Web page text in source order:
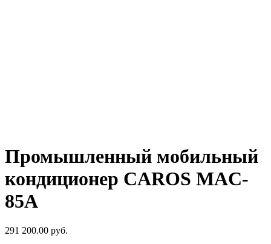
Промышленный мобильный
кондиционер CAROS MAC-
85A
291 200.00 руб.